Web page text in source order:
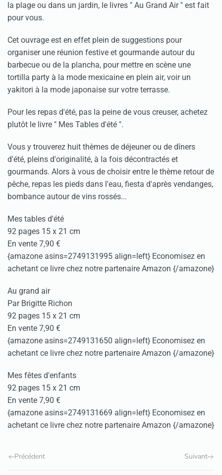
la plage ou dans un jardin, le livres " Au Grand Air " est fait
pour vous.
Cet ouvrage est en effet plein de suggestions pour
organiser une réunion festive et gourmande autour du
barbecue ou de la plancha, pour mettre en scène une
tortilla party à la mode mexicaine en plein air, voir un
yakitori à la mode japonaise sur votre terrasse.
Pour les repas d'été, pas la peine de vous creuser, achetez
plutôt le livre " Mes Tables d'été ".
Vous y trouverez huit thèmes de déjeuner ou de dîners
d'été, pleins d'originalité, à la fois décontractés et
gourmands. Alors à vous de choisir entre le thème retour de
pêche, repas les pieds dans l'eau, fiesta d'après vendanges,
bombance autour de vins rossés...
Mes tables d'été
92 pages 15 x 21 cm
En vente 7,90 €
{amazone asins=2749131995 align=left} Economisez en
achetant ce livre chez notre partenaire Amazon {/amazone}
Au grand air
Par Brigitte Richon
92 pages 15 x 21 cm
En vente 7,90 €
{amazone asins=2749131650 align=left} Economisez en
achetant ce livre chez notre partenaire Amazon {/amazone}
Mes fêtes d'enfants
92 pages 15 x 21 cm
En vente 7,90 €
{amazone asins=2749131669 align=left} Economisez en
achetant ce livre chez notre partenaire Amazon {/amazone}
Précédent Suivant